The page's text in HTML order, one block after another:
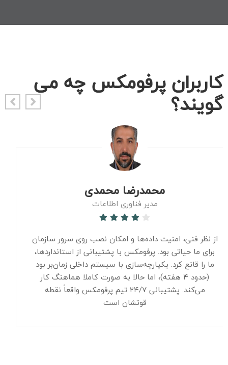
کاربران پرفومکس چه می
گویند؟
محمدرضا محمدی
مدیر فناوری اطلاعات
از نظر فنی، امنیت داده‌ها و امکان نصب روی سرور سازمان
برای ما حیاتی بود. پرفومکس با پشتیبانی از استانداردها،
ما را قانع کرد. یکپارچه‌سازی با سیستم داخلی زمان‌بر بود
(حدود ۴ هفته)، اما حالا به صورت کاملا هماهنگ کار
می‌کند. پشتیبانی ۲۴/۷ تیم پرفومکس واقعاً نقطه
قوتشان است